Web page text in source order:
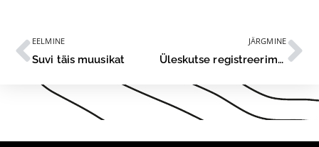
EELMINE
Suvi täis muusikat
JÄRGMINE
Üleskutse registreerimata vaktsineerimiseks